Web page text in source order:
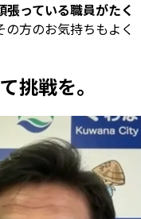
張っている職員がたく
方のお気持ちもよく
挑戦を。